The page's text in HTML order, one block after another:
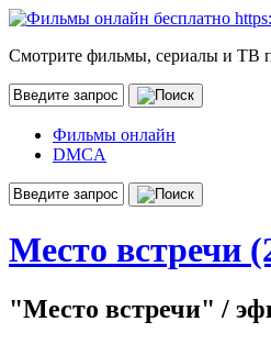
Смотрите фильмы, сериалы и ТВ
Фильмы онлайн
DMCA
Место встречи
"Место встречи" /